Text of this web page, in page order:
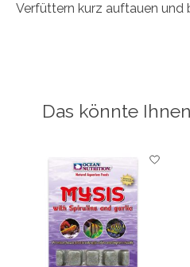
Verfüttern kurz auftauen und
Das könnte
Produkt-Karussell-Artikel